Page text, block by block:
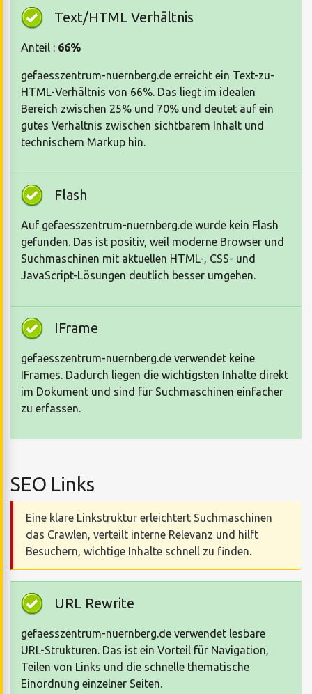
Text/HTML Verhältnis
Anteil : 66%
gefaesszentrum-nuernberg.de erreicht ein Text-zu-
HTML-Verhältnis von 66%. Das liegt im idealen
Bereich zwischen 25% und 70% und deutet auf ein
gutes Verhältnis zwischen sichtbarem Inhalt und
technischem Markup hin.
Flash
Auf gefaesszentrum-nuernberg.de wurde kein Flash
gefunden. Das ist positiv, weil moderne Browser und
Suchmaschinen mit aktuellen HTML-, CSS- und
JavaScript-Lösungen deutlich besser umgehen.
IFrame
gefaesszentrum-nuernberg.de verwendet keine
IFrames. Dadurch liegen die wichtigsten Inhalte direkt
im Dokument und sind für Suchmaschinen einfacher
zu erfassen.
SEO Links
Eine klare Linkstruktur erleichtert Suchmaschinen
das Crawlen, verteilt interne Relevanz und hilft
Besuchern, wichtige Inhalte schnell zu finden.
URL Rewrite
gefaesszentrum-nuernberg.de verwendet lesbare
URL-Strukturen. Das ist ein Vorteil für Navigation,
Teilen von Links und die schnelle thematische
Einordnung einzelner Seiten.